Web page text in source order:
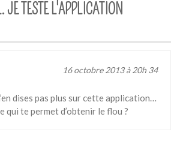
TESTE L'APPLICATION
16 octobre 2013 à 20h 34
dises pas plus sur cette application…
qui te permet d’obtenir le flou ?